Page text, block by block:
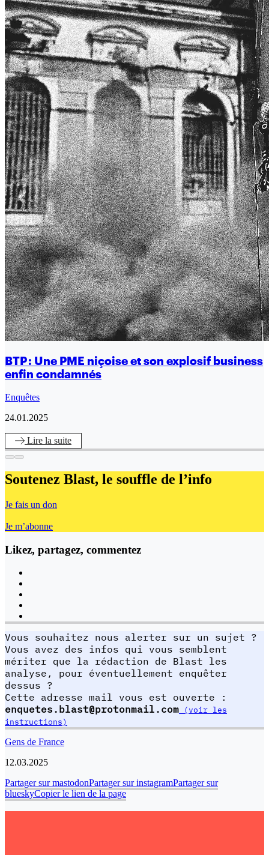
BTP : Une PME niçoise et son explosif business
enfin condamnés
Enquêtes
24.01.2025
Lire la suite
Soutenez Blast, le souffle de l’info
Je fais un don
Je m’abonne
Likez, partagez, commentez
Vous souhaitez nous alerter sur un sujet ?
Vous avez des infos qui vous semblent
mériter que la rédaction de Blast les
analyse, pour éventuellement enquêter
dessus ?
Cette adresse mail vous est ouverte :
enquetes.blast@protonmail.com (voir les
instructions)
Gens de France
12.03.2025
Partager sur mastodonPartager sur instagramPartager sur
blueskyCopier le lien de la page